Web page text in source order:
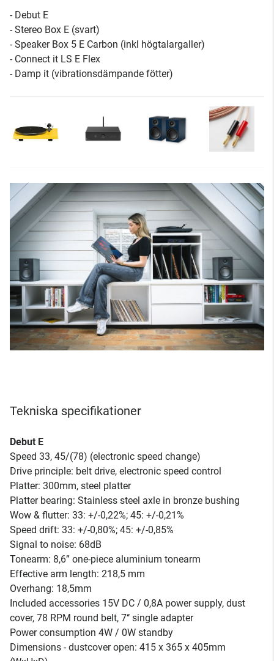
- Debut E
- Stereo Box E (svart)
- Speaker Box 5 E Carbon (inkl högtalargaller)
- Connect it LS E Flex
- Damp it (vibrationsdämpande fötter)
Tekniska specifikationer
Debut E
Speed 33, 45/(78) (electronic speed change)
Drive principle: belt drive, electronic speed control
Platter: 300mm, steel platter
Platter bearing: Stainless steel axle in bronze bushing
Wow & flutter: 33: +/-0,22%; 45: +/-0,21%
Speed drift: 33: +/-0,80%; 45: +/-0,85%
Signal to noise: 68dB
Tonearm: 8,6” one-piece aluminium tonearm
Effective arm length: 218,5 mm
Overhang: 18,5mm
Included accessories 15V DC / 0,8A power supply, dust
cover, 78 RPM round belt, 7‘‘ single adapter
Power consumption 4W / 0W standby
Dimensions - dustcover open: 415 x 365 x 405mm